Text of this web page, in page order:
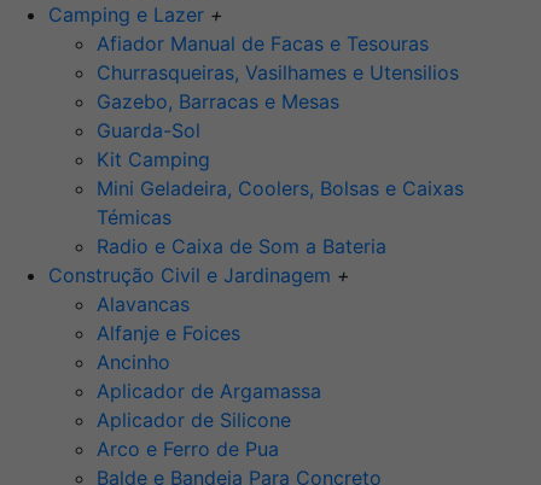
Camping e Lazer +
Afiador Manual de Facas e Tesouras
Churrasqueiras, Vasilhames e Utensilios
Gazebo, Barracas e Mesas
Guarda-Sol
Kit Camping
Mini Geladeira, Coolers, Bolsas e Caixas
Témicas
Radio e Caixa de Som a Bateria
Construção Civil e Jardinagem +
Alavancas
Alfanje e Foices
Ancinho
Aplicador de Argamassa
Aplicador de Silicone
Arco e Ferro de Pua
Balde e Bandeja Para Concreto